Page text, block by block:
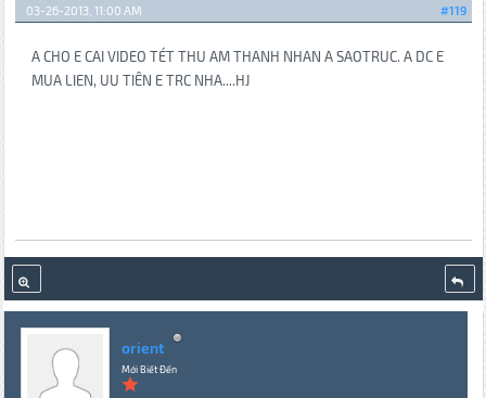
#119
03-26-2013, 11:00 AM
A CHO E CAI VIDEO TÉT THU AM THANH NHAN A SAOTRUC. A DC E
MUA LIEN, UU TIÊN E TRC NHA....HJ
orient
Mới Biết Đến